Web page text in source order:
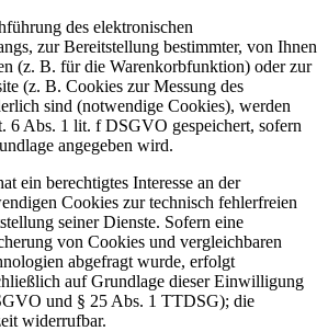
des elektronischen
zur Bereitstellung bestimmter, von Ihnen
(z. B. für die Warenkorbfunktion) oder zur
(z. B. Cookies zur Messung des
sind (notwendige Cookies), werden
6 Abs. 1 lit. f DSGVO gespeichert, sofern
angegeben wird.
ein berechtigtes Interesse an der
Cookies zurtechnisch fehlerfreien
seiner Dienste. Sofern eine
von Cookies und vergleichbaren
abgefragt wurde, erfolgt
auf Grundlage dieser Einwilligung
und § 25 Abs. 1 TTDSG); die
widerrufbar.